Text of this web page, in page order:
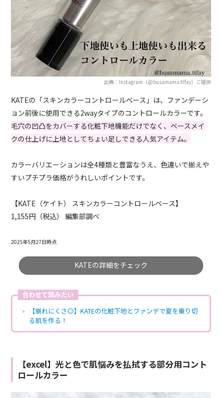
出典：Instagram（@busamama.ttfay）ご提供
KATEの「スキンカラーコントロールベース」は、ファンデーシ
ョン前後に使用できる2wayタイプのコントロールカラーです。
毛穴の凹凸をカバーする化粧下地機能だけでなく、ベースメイ
クの仕上げに上地としてちょい足しできる人気アイテム。
カラーバリエーションは全4種類と豊富なうえ、色違いで揃えや
すいプチプラ価格がうれしいポイントです。
【KATE（ケイト） スキンカラーコントロールベース】
1,155円（税込） 編集部調べ
2025年5月27日時点
KATEの詳細をチェック
合わせて読みたい
【崩れにくさ◎】KATEの化粧下地とファンデで夏を乗り切
る肌を作る！
【excel】光と色で肌悩みを払拭する部分用コント
ロールカラー